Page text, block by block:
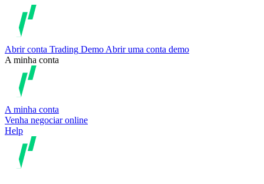
Abrir conta Trading Demo Abrir uma conta demo
A minha conta
A minha conta
Venha negociar online
Help